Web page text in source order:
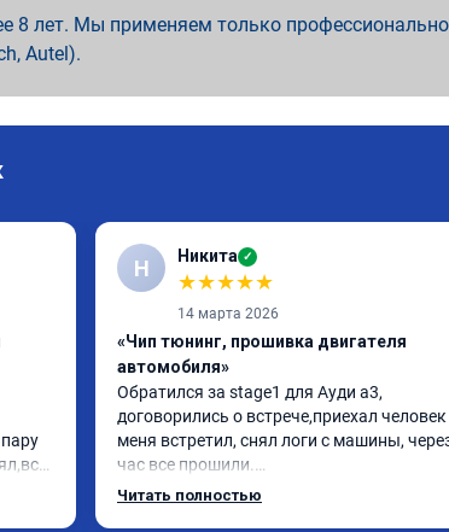
лет. Мы применяем только
Autel).
Н Никита ✓
★★★★★
14 марта 2026
«Чип тюнинг, прошивка двигателя
автомобиля»
Обратился за stage1 для Ауди а3,
договорились о встрече,приехал человек
меня встретил, снял логи с машины,
час все прошили.
Арман спасибо тебе огромное, машинка по
Читать полностью